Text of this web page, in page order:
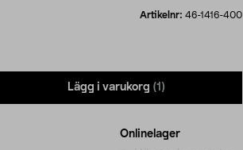
Artikelnr: 46-1416-400
Lägg i varukorg (1)
Onlinelager